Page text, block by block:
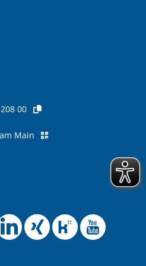
00
Main
Offizielle